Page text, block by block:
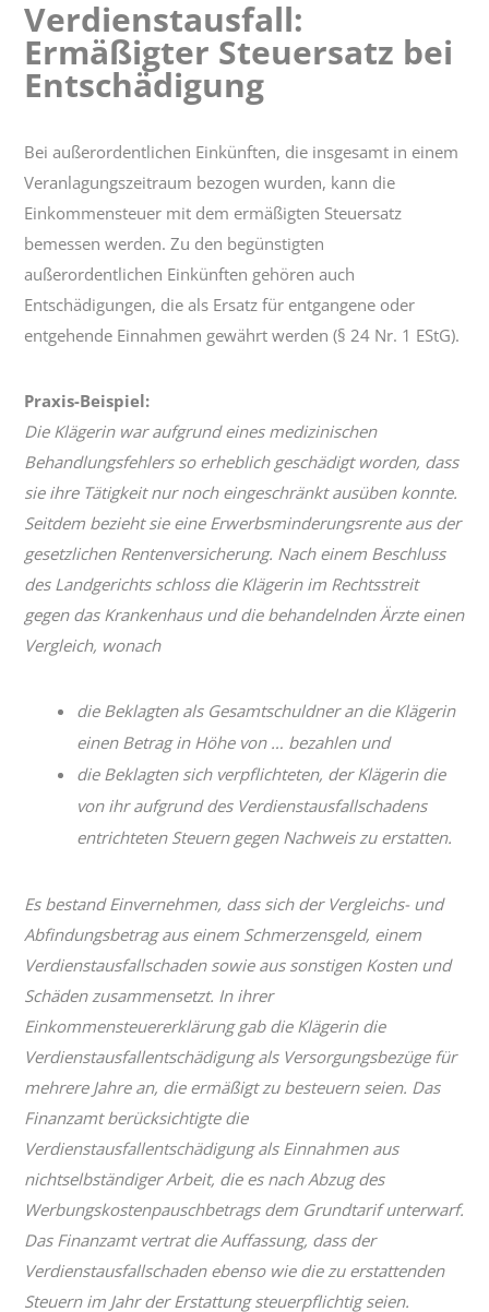
Ermäßigter
Steuersatz
Verdienstausfall:
Ermäßigter Steuersatz bei
Entschädigung
Bei außerordentlichen Einkünften, die insgesamt in einem
Veranlagungszeitraum bezogen wurden, kann die
Einkommensteuer mit dem ermäßigten Steuersatz
bemessen werden. Zu den begünstigten
außerordentlichen Einkünften gehören auch
Entschädigungen, die als Ersatz für entgangene oder
entgehende Einnahmen gewährt werden (§ 24 Nr. 1 EStG).
Praxis-Beispiel:
Die Klägerin war aufgrund eines medizinischen
Behandlungsfehlers so erheblich geschädigt worden, dass
sie ihre Tätigkeit nur noch eingeschränkt ausüben konnte.
Seitdem bezieht sie eine Erwerbsminderungsrente aus der
gesetzlichen Rentenversicherung. Nach einem Beschluss
des Landgerichts schloss die Klägerin im Rechtsstreit
gegen das Krankenhaus und die behandelnden Ärzte einen
Vergleich, wonach
die Beklagten als Gesamtschuldner an die Klägerin
einen Betrag in Höhe von … bezahlen und
die Beklagten sich verpflichteten, der Klägerin die
von ihr aufgrund des Verdienstausfallschadens
entrichteten Steuern gegen Nachweis zu erstatten.
Es bestand Einvernehmen, dass sich der Vergleichs- und
Abfindungsbetrag aus einem Schmerzensgeld, einem
Verdienstausfallschaden sowie aus sonstigen Kosten und
Schäden zusammensetzt. In ihrer
Einkommensteuererklärung gab die Klägerin die
Verdienstausfallentschädigung als Versorgungsbezüge für
mehrere Jahre an, die ermäßigt zu besteuern seien. Das
Finanzamt berücksichtigte die
Verdienstausfallentschädigung als Einnahmen aus
nichtselbständiger Arbeit, die es nach Abzug des
Werbungskostenpauschbetrags dem Grundtarif unterwarf.
Das Finanzamt vertrat die Auffassung, dass der
Verdienstausfallschaden ebenso wie die zu erstattenden
Steuern im Jahr der Erstattung steuerpflichtig seien.